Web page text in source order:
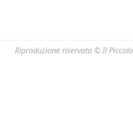
Riproduzione riservata © Il Piccolo